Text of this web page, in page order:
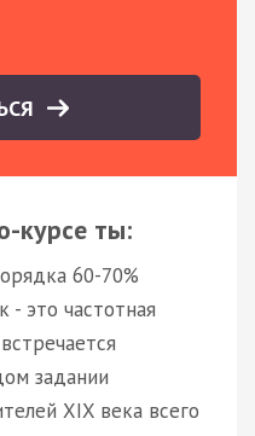
курсе ты:
60-70%
- это частотная
задании
XIX века всего